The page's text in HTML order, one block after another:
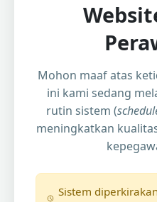
Mohon maaf atas
ini kami sedang
rutin sistem (
meningkatkan
Sistem